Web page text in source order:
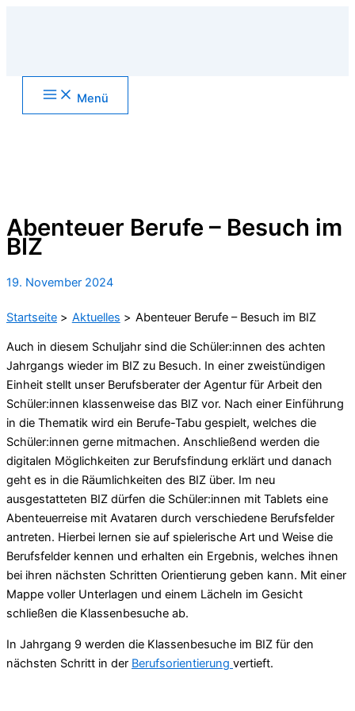
Main
Menu Menü
Abenteuer Berufe – Besuch im
BIZ
19. November 2024
Startseite Aktuelles Abenteuer Berufe – Besuch im BIZ
Auch in diesem Schuljahr sind die Schüler:innen des achten
Jahrgangs wieder im BIZ zu Besuch. In einer zweistündigen
Einheit stellt unser Berufsberater der Agentur für Arbeit den
Schüler:innen klassenweise das BIZ vor. Nach einer Einführung
in die Thematik wird ein Berufe-Tabu gespielt, welches die
Schüler:innen gerne mitmachen. Anschließend werden die
digitalen Möglichkeiten zur Berufsfindung erklärt und danach
geht es in die Räumlichkeiten des BIZ über. Im neu
ausgestatteten BIZ dürfen die Schüler:innen mit Tablets eine
Abenteuerreise mit Avataren durch verschiedene Berufsfelder
antreten. Hierbei lernen sie auf spielerische Art und Weise die
Berufsfelder kennen und erhalten ein Ergebnis, welches ihnen
bei ihren nächsten Schritten Orientierung geben kann. Mit einer
Mappe voller Unterlagen und einem Lächeln im Gesicht
schließen die Klassenbesuche ab.
In Jahrgang 9 werden die Klassenbesuche im BIZ für den
nächsten Schritt in der Berufsorientierung vertieft.